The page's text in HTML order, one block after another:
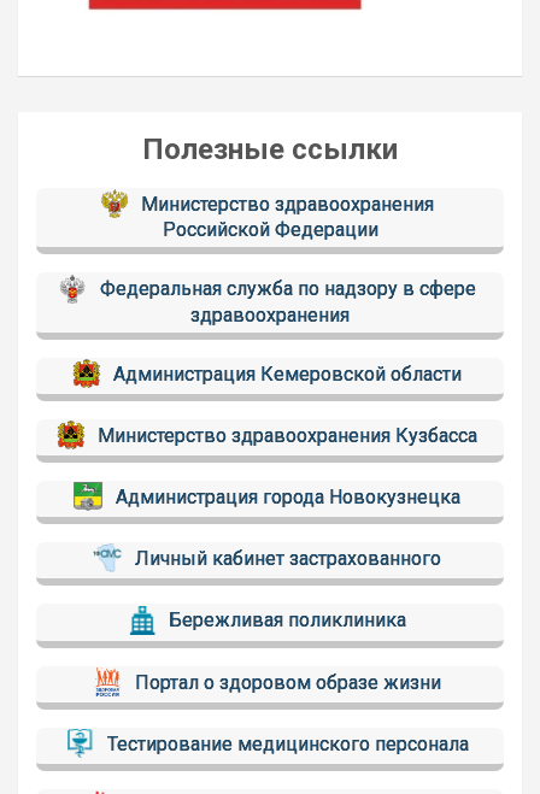
Полезные ссылки
Министерство здравоохранения
Российской Федерации
Федеральная служба по надзору в сфере
здравоохранения
Администрация Кемеровской области
Министерство здравоохранения Кузбасса
Администрация города Новокузнецка
Личный кабинет застрахованного
Бережливая поликлиника
Портал о здоровом образе жизни
Тестирование медицинского персонала